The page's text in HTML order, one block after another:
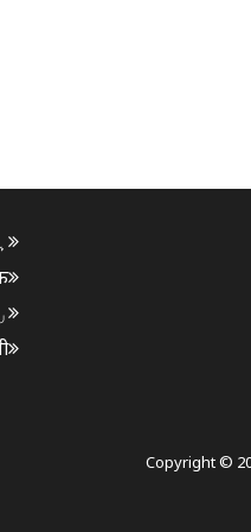
Copyright ©